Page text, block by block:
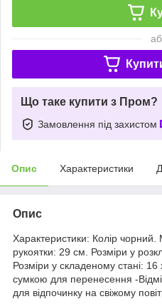
Що таке купити з Пром?
Замовлення під захистом
Опис Характеристики
Опис
Характеристики: Колір
рукоятки: 29 см. Розміри у
Розміри у складеному стані:
сумкою для перенесення -
для відпочинку на свіжому